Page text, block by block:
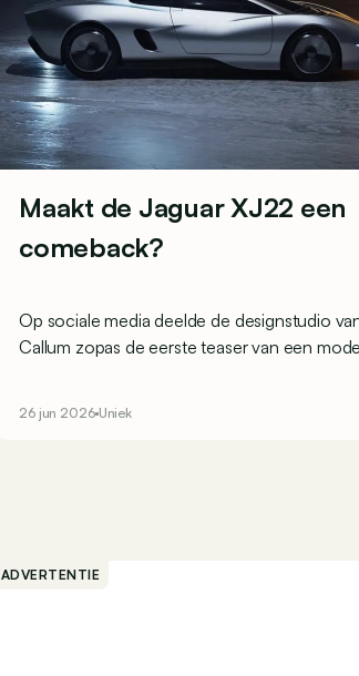
Maakt de Jaguar XJ22 een
comeback?
Op sociale media deelde de designstudio
Callum zopas de eerste teaser van een
26 jun 2026 Uniek
ADVERTENTIE